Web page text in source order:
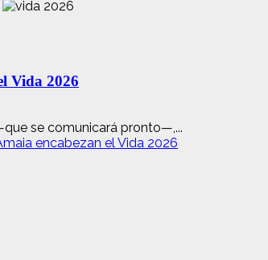
Vida 2026
se comunicará pronto—,...
encabezan el Vida 2026